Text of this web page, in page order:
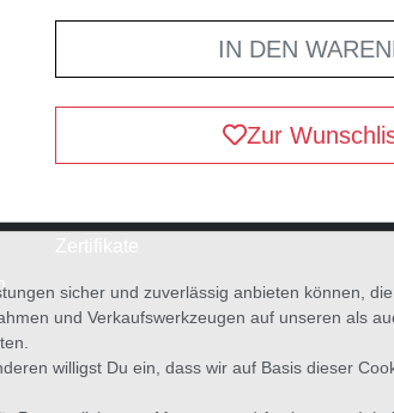
IN DEN
Zur
sicher und zuverlässig anbieten können,
und Verkaufswerkzeugen auf unseren als
willigst Du ein, dass wir auf Basis dieser